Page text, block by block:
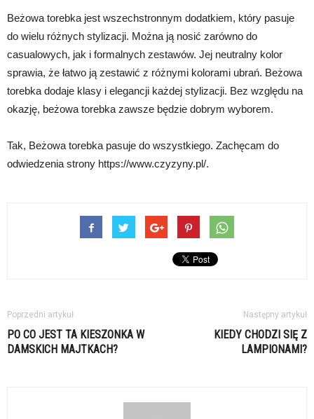
Beżowa torebka jest wszechstronnym dodatkiem, który pasuje
do wielu różnych stylizacji. Można ją nosić zarówno do
casualowych, jak i formalnych zestawów. Jej neutralny kolor
sprawia, że łatwo ją zestawić z różnymi kolorami ubrań. Beżowa
torebka dodaje klasy i elegancji każdej stylizacji. Bez względu na
okazję, beżowa torebka zawsze będzie dobrym wyborem.
Tak, Beżowa torebka pasuje do wszystkiego. Zachęcam do
odwiedzenia strony https://www.czyzyny.pl/.
Poprzedni artykuł
PO CO JEST TA KIESZONKA W
DAMSKICH MAJTKACH?
Następny artykuł
KIEDY CHODZI SIĘ Z
LAMPIONAMI?